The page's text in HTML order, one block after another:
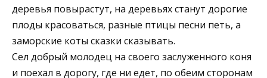
деревья повырастут, на деревьях станут дорогие
плоды красоваться, разные птицы песни петь, а
заморские коты сказки сказывать.
Сел добрый молодец на своего заслуженного коня
и поехал в дорогу, где ни едет, по обеим сторонам